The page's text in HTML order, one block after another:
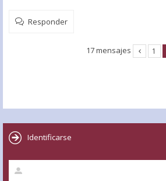
Responder
17 mensajes 1
Identificarse